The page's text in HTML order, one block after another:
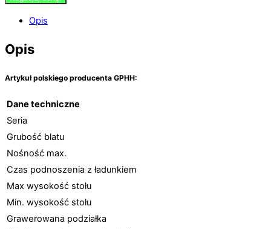
Opis
Opis
Artykuł polskiego producenta GPHH:
Dane techniczne
Seria
Grubość blatu
Nośność max.
Czas podnoszenia z ładunkiem
Max wysokość stołu
Min. wysokość stołu
Grawerowana podziałka